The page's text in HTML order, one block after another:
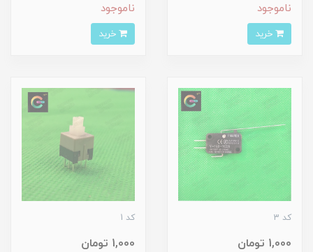
ناموجود ناموجود
کد 3
1,000 تومان
کد 1
1,000 تومان